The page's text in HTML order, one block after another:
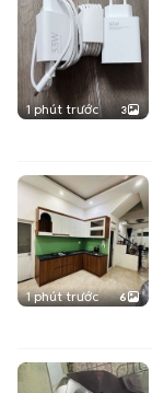
1 phút trước 3
1 phút trước 6